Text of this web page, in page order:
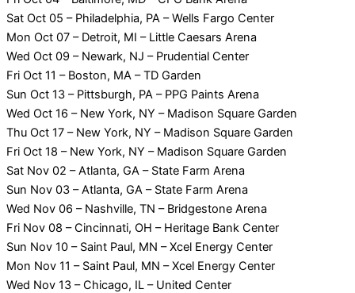
Sat Oct 05 – Philadelphia, PA – Wells Fargo Center
Mon Oct 07 – Detroit, MI – Little Caesars Arena
Wed Oct 09 – Newark, NJ – Prudential Center
Fri Oct 11 – Boston, MA – TD Garden
Sun Oct 13 – Pittsburgh, PA – PPG Paints Arena
Wed Oct 16 – New York, NY – Madison Square Garden
Thu Oct 17 – New York, NY – Madison Square Garden
Fri Oct 18 – New York, NY – Madison Square Garden
Sat Nov 02 – Atlanta, GA – State Farm Arena
Sun Nov 03 – Atlanta, GA – State Farm Arena
Wed Nov 06 – Nashville, TN – Bridgestone Arena
Fri Nov 08 – Cincinnati, OH – Heritage Bank Center
Sun Nov 10 – Saint Paul, MN – Xcel Energy Center
Mon Nov 11 – Saint Paul, MN – Xcel Energy Center
Wed Nov 13 – Chicago, IL – United Center